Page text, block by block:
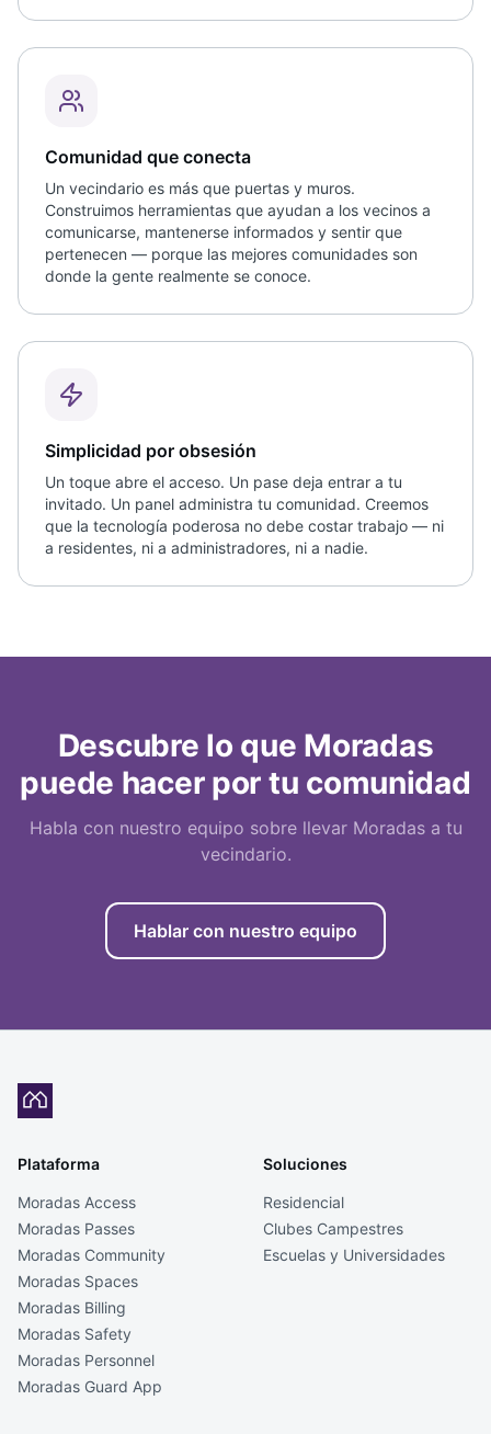
Comunidad que conecta
Un vecindario es más que puertas y muros.
Construimos herramientas que ayudan a los vecinos a
comunicarse, mantenerse informados y sentir que
pertenecen — porque las mejores comunidades son
donde la gente realmente se conoce.
Simplicidad por obsesión
Un toque abre el acceso. Un pase deja entrar a tu
invitado. Un panel administra tu comunidad. Creemos
que la tecnología poderosa no debe costar trabajo — ni
a residentes, ni a administradores, ni a nadie.
Descubre lo que Moradas
puede hacer por tu comunidad
Habla con nuestro equipo sobre llevar Moradas a tu
vecindario.
Hablar con nuestro equipo
Plataforma
Moradas Access
Moradas Passes
Moradas Community
Moradas Spaces
Moradas Billing
Moradas Safety
Moradas Personnel
Moradas Guard App
Soluciones
Residencial
Clubes Campestres
Escuelas y Universidades